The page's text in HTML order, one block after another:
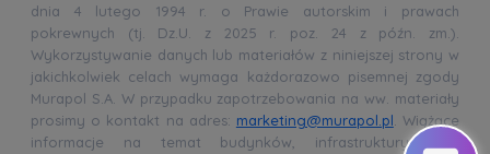
dnia 4 lutego 1994 r. o Prawie autorskim i prawach
pokrewnych (tj. Dz.U. z 2025 r. poz. 24 z późn. zm.).
Wykorzystywanie danych lub materiałów z niniejszej strony w
jakichkolwiek celach wymaga każdorazowo pisemnej zgody
Murapol S.A. W przypadku zapotrzebowania na ww. materiały
prosimy o kontakt na adres: marketing@murapol.pl . Wiążące
informacje na temat budynków, infrastruktury oraz